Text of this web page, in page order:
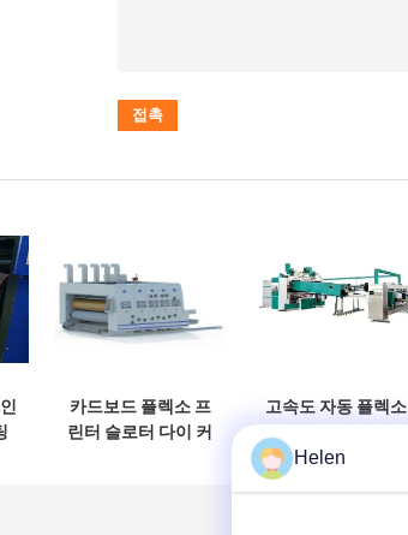
카드보드 플렉소 프
린터 슬로터 다이 커
고속도 자동 플렉소
커터 중첩기 접착기
Helen